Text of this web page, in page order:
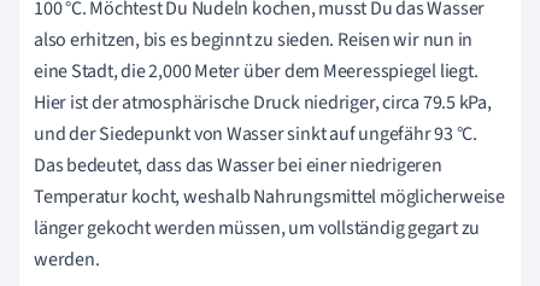
100 °C. Möchtest Du Nudeln kochen, musst Du das Wasser
also erhitzen, bis es beginnt zu sieden. Reisen wir nun in
eine Stadt, die 2,000 Meter über dem Meeresspiegel liegt.
Hier ist der atmosphärische Druck niedriger, circa 79.5 kPa,
und der Siedepunkt von Wasser sinkt auf ungefähr 93 °C.
Das bedeutet, dass das Wasser bei einer niedrigeren
Temperatur kocht, weshalb Nahrungsmittel möglicherweise
länger gekocht werden müssen, um vollständig gegart zu
werden.